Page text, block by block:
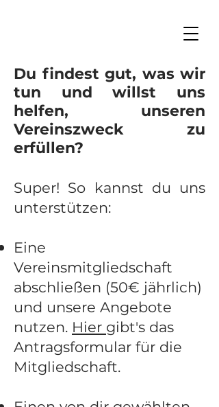
Du findest gut, was wir
tun und willst uns
helfen, unseren
Vereinszweck zu
erfüllen?
Super! So kannst du uns
unterstützen:
Eine
Vereinsmitgliedschaft
abschließen (50€ jährlich)
und unsere Angebote
nutzen. Hier gibt's das
Antragsformular für die
Mitgliedschaft.